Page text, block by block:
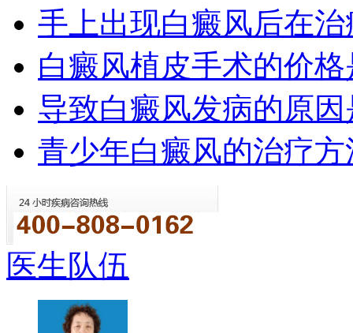
手上出现白癜风后在
白癜风植皮手术的价
导致白癜风发病的原
青少年白癜风的治疗
医生队伍